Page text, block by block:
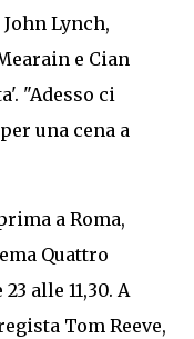
Lynch,
e Cian
"Adesso ci
una cena a
a Roma,
Quattro
alle 11,30. A
Tom Reeve,